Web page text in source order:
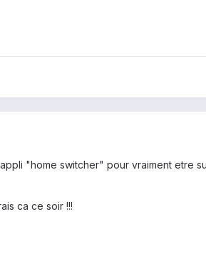
"home switcher" pour vraiment etre
ca ce soir !!!